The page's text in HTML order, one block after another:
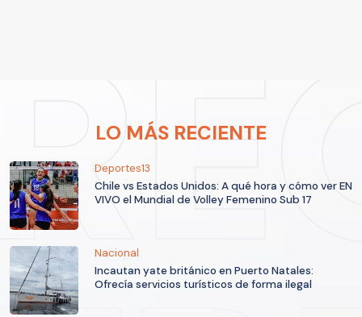
LO MÁS RECIENTE
Deportes13
Chile vs Estados Unidos: A qué hora y cómo ver EN
VIVO el Mundial de Volley Femenino Sub 17
Nacional
Incautan yate británico en Puerto Natales:
Ofrecía servicios turísticos de forma ilegal